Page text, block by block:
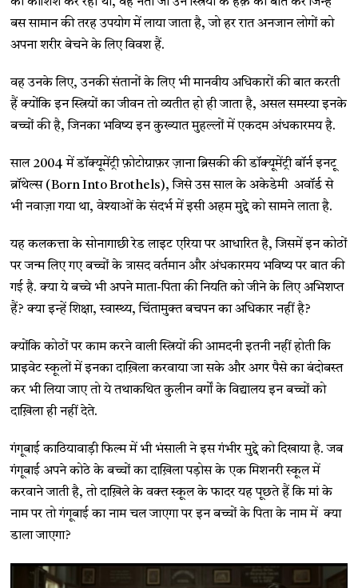
की कोशिश कर रही थीं, वह नेता जो उन स्त्रियों के हक़ की बात करे जिन्हें
बस सामान की तरह उपयोग में लाया जाता है, जो हर रात अनजान लोगों को
अपना शरीर बेचने के लिए विवश हैं.
वह उनके लिए, उनकी संतानों के लिए भी मानवीय अधिकारों की बात करती
हैं क्योंकि इन स्त्रियों का जीवन तो व्यतीत हो ही जाता है, असल समस्या इनके
बच्चों की है, जिनका भविष्य इन कुख्यात मुहल्लों में एकदम अंधकारमय है.
साल 2004 में डॉक्यूमेंट्री फ़ोटोग्राफ़र ज़ाना ब्रिसकी की डॉक्यूमेंट्री बॉर्न इनटू
ब्रॉथेल्स (Born Into Brothels), जिसे उस साल के अकेडेमी अवॉर्ड से
भी नवाज़ा गया था, वेश्याओं के संदर्भ में इसी अहम मुद्दे को सामने लाता है.
यह कलकत्ता के सोनागाछी रेड लाइट एरिया पर आधारित है, जिसमें इन कोठों
पर जन्म लिए गए बच्चों के त्रासद वर्तमान और अंधकारमय भविष्य पर बात की
गई है. क्या ये बच्चे भी अपने माता-पिता की नियति को जीने के लिए अभिशप्त
हैं? क्या इन्हें शिक्षा, स्वास्थ्य, चिंतामुक्त बचपन का अधिकार नहीं है?
क्योंकि कोठों पर काम करने वाली स्त्रियों की आमदनी इतनी नहीं होती कि
प्राइवेट स्कूलों में इनका दाख़िला करवाया जा सके और अगर पैसे का बंदोबस्त
कर भी लिया जाए तो ये तथाकथित कुलीन वर्गों के विद्यालय इन बच्चों को
दाख़िला ही नहीं देते.
गंगूबाई काठियावाड़ी फिल्म में भी भंसाली ने इस गंभीर मुद्दे को दिखाया है. जब
गंगूबाई अपने कोठे के बच्चों का दाख़िला पड़ोस के एक मिशनरी स्कूल में
करवाने जाती है, तो दाख़िले के वक्त स्कूल के फादर यह पूछते हैं कि मां के
नाम पर तो गंगूबाई का नाम चल जाएगा पर इन बच्चों के पिता के नाम में क्या
डाला जाएगा?